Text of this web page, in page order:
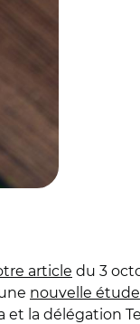
article du 3
nouvelle étude
et la délégation